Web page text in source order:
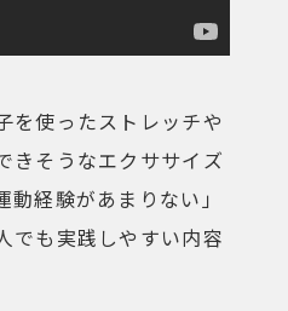
を使ったストレッチや
きそうなエクササイズ
経験があまりない」
でも実践しやすい内容